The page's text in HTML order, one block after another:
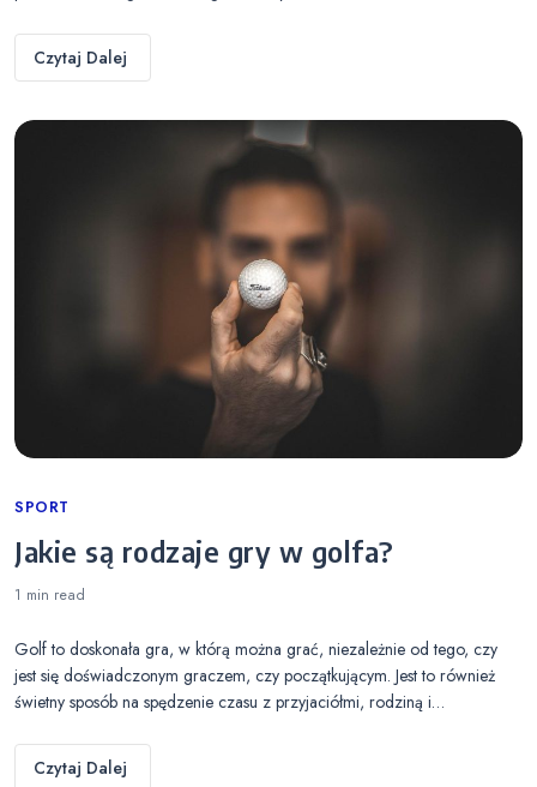
Czytaj Dalej
Categories
SPORT
Jakie są rodzaje gry w golfa?
1 min read
Golf to doskonała gra, w którą można grać, niezależnie od tego, czy
jest się doświadczonym graczem, czy początkującym. Jest to również
świetny sposób na spędzenie czasu z przyjaciółmi, rodziną i…
Czytaj Dalej